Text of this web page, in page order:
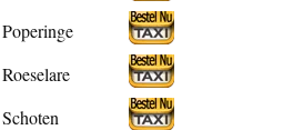
Poperinge
Roeselare
Schoten